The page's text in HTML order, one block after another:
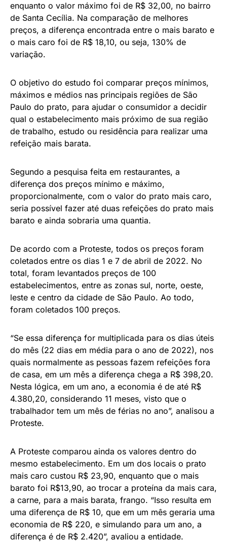
enquanto o valor máximo foi de R$ 32,00, no bairro
de Santa Cecília. Na comparação de melhores
preços, a diferença encontrada entre o mais barato e
o mais caro foi de R$ 18,10, ou seja, 130% de
variação.
O objetivo do estudo foi comparar preços mínimos,
máximos e médios nas principais regiões de São
Paulo do prato, para ajudar o consumidor a decidir
qual o estabelecimento mais próximo de sua região
de trabalho, estudo ou residência para realizar uma
refeição mais barata.
Segundo a pesquisa feita em restaurantes, a
diferença dos preços mínimo e máximo,
proporcionalmente, com o valor do prato mais caro,
seria possível fazer até duas refeições do prato mais
barato e ainda sobraria uma quantia.
De acordo com a Proteste, todos os preços foram
coletados entre os dias 1 e 7 de abril de 2022. No
total, foram levantados preços de 100
estabelecimentos, entre as zonas sul, norte, oeste,
leste e centro da cidade de São Paulo. Ao todo,
foram coletados 100 preços.
“Se essa diferença for multiplicada para os dias úteis
do mês (22 dias em média para o ano de 2022), nos
quais normalmente as pessoas fazem refeições fora
de casa, em um mês a diferença chega a R$ 398,20.
Nesta lógica, em um ano, a economia é de até R$
4.380,20, considerando 11 meses, visto que o
trabalhador tem um mês de férias no ano”, analisou a
Proteste.
A Proteste comparou ainda os valores dentro do
mesmo estabelecimento. Em um dos locais o prato
mais caro custou R$ 23,90, enquanto que o mais
barato foi R$13,90, ao trocar a proteína da mais cara,
a carne, para a mais barata, frango. “Isso resulta em
uma diferença de R$ 10, que em um mês geraria uma
economia de R$ 220, e simulando para um ano, a
diferença é de R$ 2.420”, avaliou a entidade.